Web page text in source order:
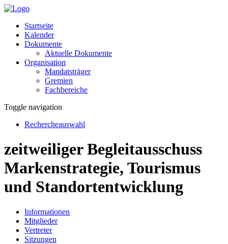
Startseite
Kalender
Dokumente
Aktuelle Dokumente
Organisation
Mandatsträger
Gremien
Fachbereiche
Toggle navigation
Rechercheauswahl
zeitweiliger Begleitausschuss
Markenstrategie, Tourismus
und Standortentwicklung
Informationen
Mitglieder
Vertreter
Sitzungen